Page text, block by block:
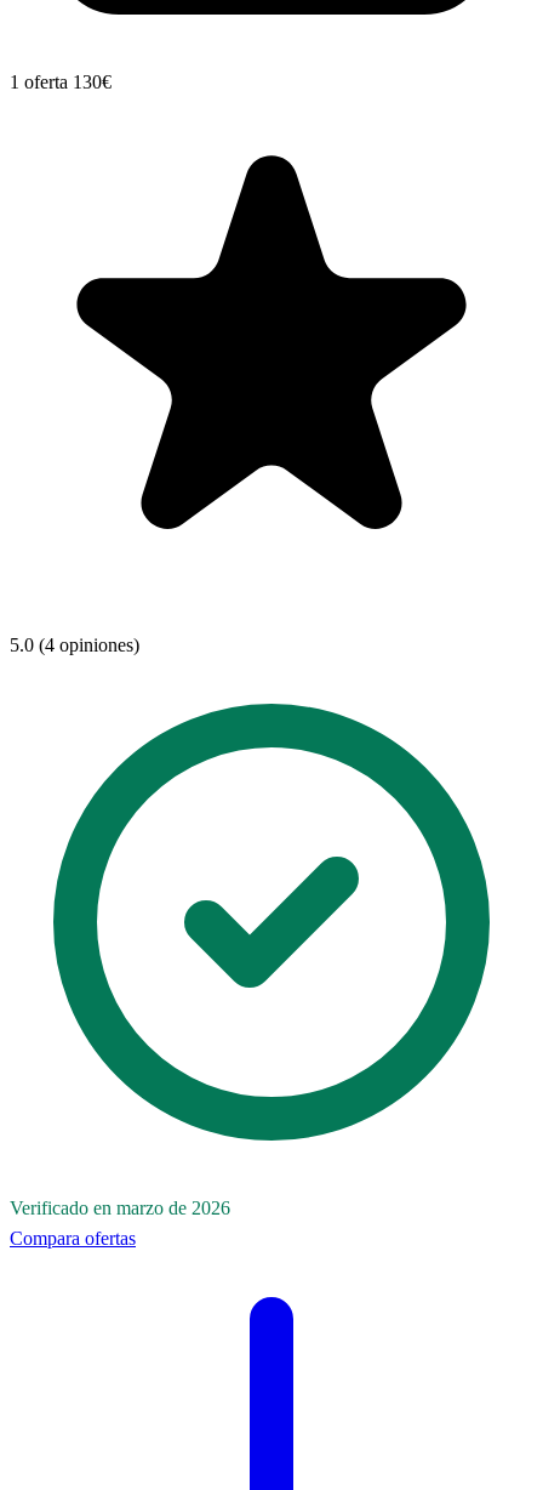
1 oferta 130€
5.0 (4 opiniones)
Verificado en marzo de 2026
Compara ofertas